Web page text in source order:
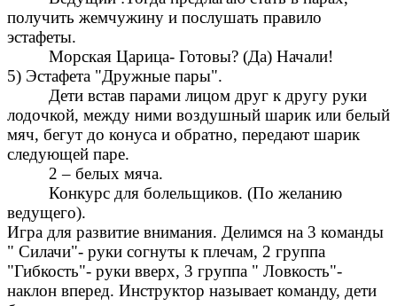
получить жемчужину и послушать правило
эстафеты.
Морская Царица- Готовы? (Да) Начали!
5) Эстафета "Дружные пары".
Дети встав парами лицом друг к другу руки
лодочкой, между ними воздушный шарик или белый
мяч, бегут до конуса и обратно, передают шарик
следующей паре.
2 – белых мяча.
Конкурс для болельщиков. (По желанию
ведущего).
Игра для развитие внимания. Делимся на 3 команды
" Силачи"- руки согнуты к плечам, 2 группа
"Гибкость"- руки вверх, 3 группа " Ловкость"-
наклон вперед. Инструктор называет команду, дети